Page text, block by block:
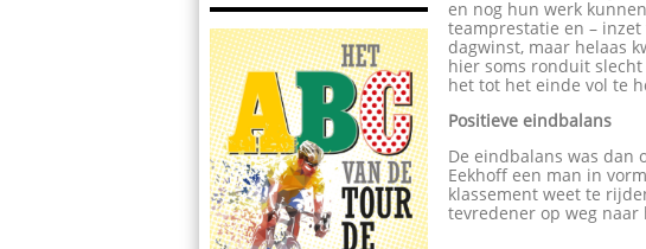
en nog hun werk
teamprestatie en –
dagwinst, maar helaas
hier soms ronduit
het tot het einde vol te
Positieve eindbalans
De eindbalans was dan
Eekhoff een man in
klassement weet te
tevredener op weg naar